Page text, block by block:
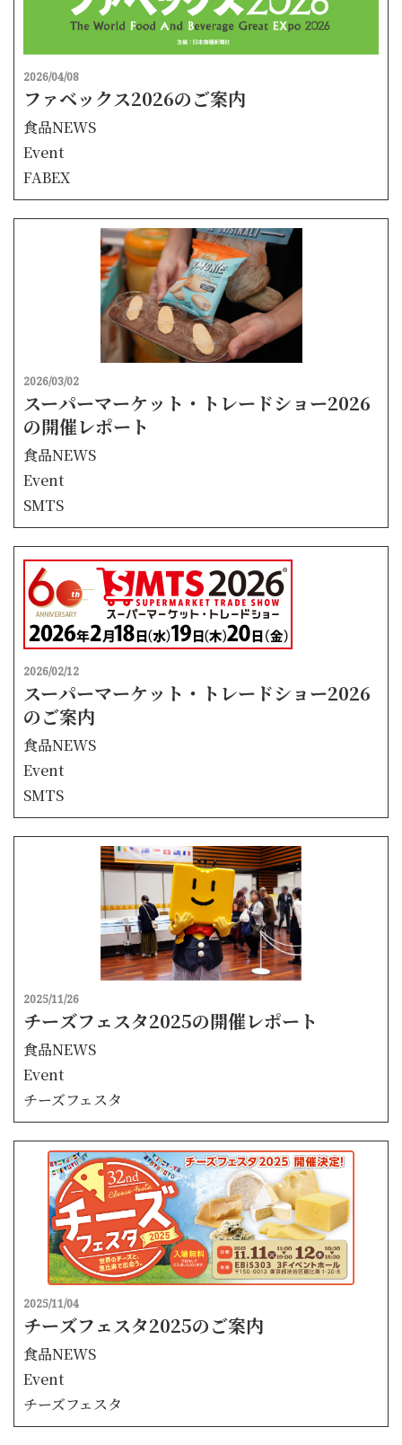
2026/04/08
ファベックス2026のご案内
食品NEWS
Event
FABEX
2026/03/02
スーパーマーケット・トレードショー2026
の開催レポート
食品NEWS
Event
SMTS
2026/02/12
スーパーマーケット・トレードショー2026
のご案内
食品NEWS
Event
SMTS
2025/11/26
チーズフェスタ2025の開催レポート
食品NEWS
Event
チーズフェスタ
2025/11/04
チーズフェスタ2025のご案内
食品NEWS
Event
チーズフェスタ